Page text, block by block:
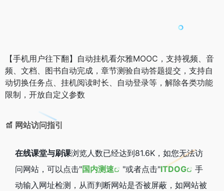
【手机用户往下翻】自动挂机看尔雅MOOC，支持视频、音
频、文档、图书自动完成，章节测验自动答题提交，支持自
动切换任务点、挂机阅读时长、自动登录等，解除各类功能
限制，开放自定义参数
网站访问指引
在线课堂与刷课浏览人数已经达到81.6K，如您无法访
问网站，可以点击"国内测速 "或者点击"ITDOG
手
动输入网址检测，从而判断网站是否被屏蔽，如网站被